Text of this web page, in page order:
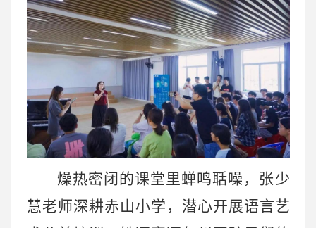
燥热密闭的课堂里蝉鸣聒噪，张少
慧老师深耕赤山小学，潜心开展语言艺